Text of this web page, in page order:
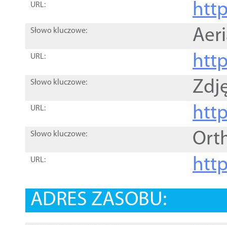
URL:
Słowo kluczowe:
URL:
Słowo kluczowe:
URL:
Słowo kluczowe:
URL:
ADRES ZASOBU: